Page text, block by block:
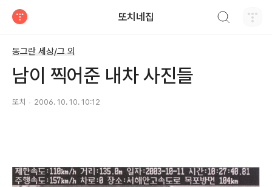
또치네집
동그란 세상/그 외
남이 찍어준 내차 사진들
또치 2006. 10. 10. 10:12